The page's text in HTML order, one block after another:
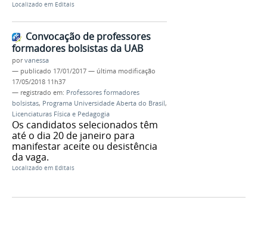
Localizado em Editais
Convocação de professores
formadores bolsistas da UAB
porvanessa
— publicado 17/01/2017 — última modificação
17/05/2018 11h37
— registrado em: Professores formadores
bolsistas, Programa Universidade Aberta do Brasil,
Licenciaturas Física e Pedagogia
Os candidatos selecionados têm
até o dia 20 de janeiro para
manifestar aceite ou desistência
da vaga.
Localizado em Editais